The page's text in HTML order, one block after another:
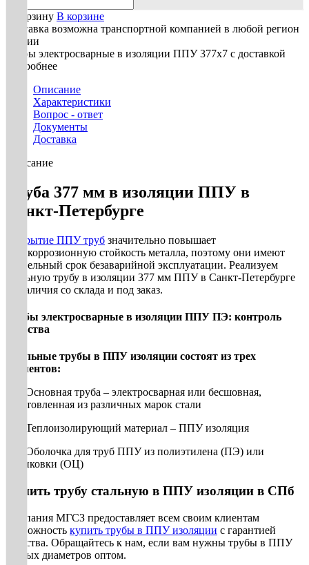
В корзину В корзине
Доставка возможна транспортной компанией в любой регион
России
Трубы электросварные в изоляции ППУ 377х7 с доставкой
Подробнее
Описание
Характеристики
Вопрос - ответ
Документы
Доставка
Описание
Труба 377 мм в изоляции ППУ в
Санкт-Петербурге
Покрытие ППУ труб значительно повышает
антикоррозионную стойкость металла, поэтому они имеют
длительный срок безаварийной эксплуатации. Реализуем
стальную трубу в изоляции 377 мм ППУ в Санкт-Петербурге
из наличия со склада и под заказ.
Трубы электросварные в изоляции ППУ ПЭ: контроль
качества
Стальные трубы в ППУ изоляции состоят из трех
элементов:
· Основная труба – электросварная или бесшовная,
изготовленная из различных марок стали
· Теплоизолирующий материал – ППУ изоляция
· Оболочка для труб ППУ из полиэтилена (ПЭ) или
оцинковки (ОЦ)
Купить трубу стальную в ППУ изоляции в СПб
Компания МГСЗ предоставляет всем своим клиентам
возможность купить трубы в ППУ изоляции с гарантией
качества. Обращайтесь к нам, если вам нужны трубы в ППУ
разных диаметров оптом.